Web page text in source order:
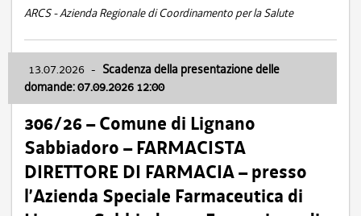
ARCS - Azienda Regionale di Coordinamento per la Salute
13.07.2026 - Scadenza della presentazione delle
domande: 07.09.2026 12:00
306/26 – Comune di Lignano
Sabbiadoro – FARMACISTA
DIRETTORE DI FARMACIA – presso
l’Azienda Speciale Farmaceutica di